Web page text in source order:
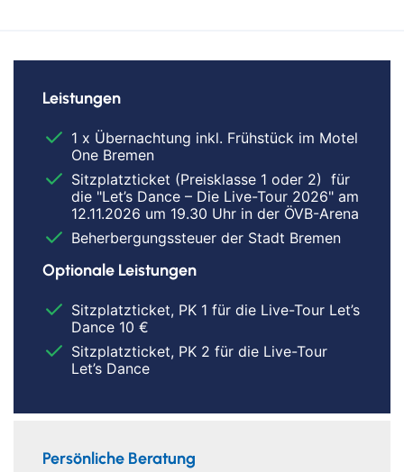
Leistungen
1 x Übernachtung inkl. Frühstück im Motel
One Bremen
Sitzplatzticket (Preisklasse 1 oder 2) für
die "Let’s Dance – Die Live-Tour 2026" am
12.11.2026 um 19.30 Uhr in der ÖVB-Arena
Beherbergungssteuer der Stadt Bremen
Optionale Leistungen
Sitzplatzticket, PK 1 für die Live-Tour Let’s
Dance 10 €
Sitzplatzticket, PK 2 für die Live-Tour
Let’s Dance
Persönliche Beratung